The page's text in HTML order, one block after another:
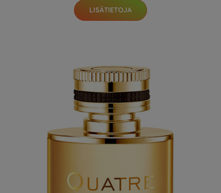
LISÄTIETOJA